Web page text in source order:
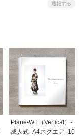
通報する
Plane-WT（Vertical）-
成人式_A4スクエア_10